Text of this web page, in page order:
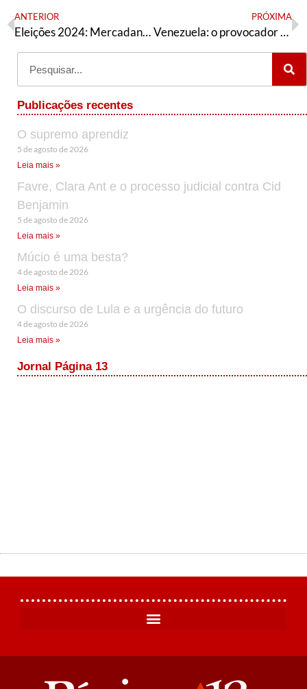
ANTERIOR
Eleições 2024: Mercadante doura a pílula
PRÓXIMA
Venezuela: o provocador Reginaldo Lopes fight again
Publicações recentes
O supremo aprendiz
5 de agosto de 2026
Leia mais »
Favre, Clara Ant e o processo judicial contra Cid
Benjamin
5 de agosto de 2026
Leia mais »
Múcio é uma besta?
4 de agosto de 2026
Leia mais »
O discurso de Lula e a urgência do futuro
4 de agosto de 2026
Leia mais »
Jornal Página 13